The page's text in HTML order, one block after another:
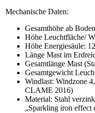
Mechanische Daten:
Gesamthöhe ab
Höhe Leuchtfläche/
Höhe Energiesäule:
Länge Mast im
Gesamtlänge Mast
Gesamtgewicht
Windlast: Windzone
CLAME 2016)
Material: Stahl
„Sparkling iron effect